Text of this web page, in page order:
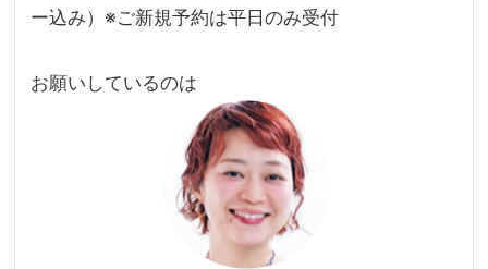
ー込み）※ご新規予約は平日のみ受付
お願いしているのは